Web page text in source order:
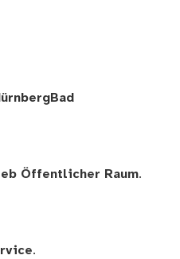
Öffentlicher Raum.
.